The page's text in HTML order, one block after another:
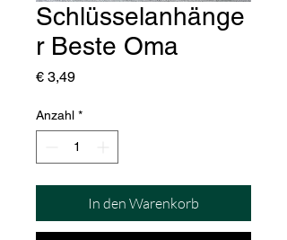
Schlüsselanhänge
r Beste Oma
€ 3,49Preis
Anzahl *
In den Warenkorb